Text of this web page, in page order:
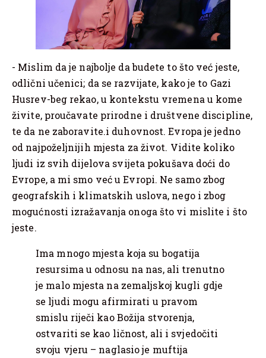
‌- Mislim da je najbolje da budete to što već jeste,
odlični učenici; da se razvijate, kako je to Gazi
Husrev-beg rekao, u kontekstu vremena u kome
živite, proučavate prirodne i društvene discipline,
te da ne zaboravite.i duhovnost. Evropa je jedno
od najpoželjnijih mjesta za život. Vidite koliko
ljudi iz svih dijelova svijeta pokušava doći do
Evrope, a mi smo već u Evropi. Ne samo zbog
geografskih i klimatskih uslova, nego i zbog
mogućnosti izražavanja onoga što vi mislite i što
jeste.
Ima mnogo mjesta koja su bogatija
resursima u odnosu na nas, ali trenutno
je malo mjesta na zemaljskoj kugli gdje
se ljudi mogu afirmirati u pravom
smislu riječi kao Božija stvorenja,
ostvariti se kao ličnost, ali i svjedočiti
svoju vjeru – naglasio je muftija